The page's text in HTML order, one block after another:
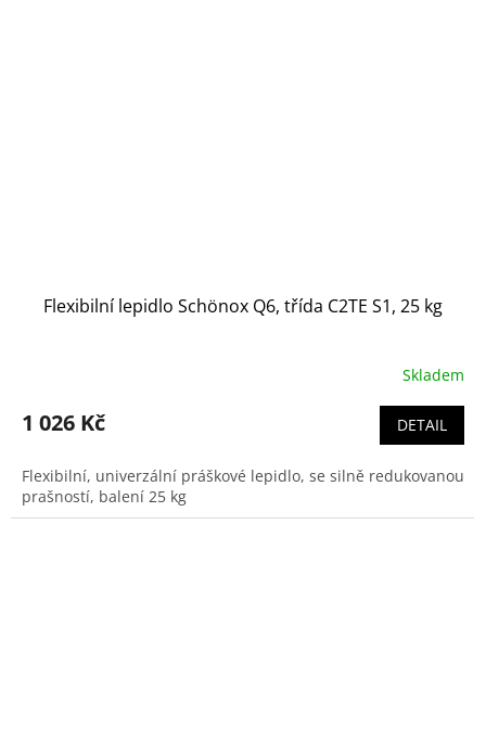
Flexibilní lepidlo Schönox Q6, třída C2TE S1, 25 kg
Skladem
1 026 Kč DETAIL
Flexibilní, univerzální práškové lepidlo, se silně redukovanou
prašností, balení 25 kg